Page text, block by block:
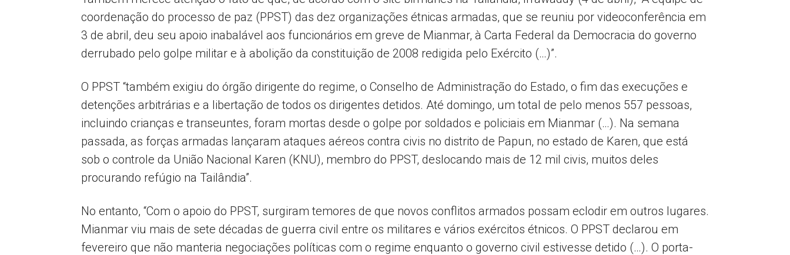
coordenação do processo de paz (PPST) das dez organizações étnicas armadas, que se reuniu por videoconferência em
3 de abril, deu seu apoio inabalável aos funcionários em greve de Mianmar, à Carta Federal da Democracia do governo
derrubado pelo golpe militar e à abolição da constituição de 2008 redigida pelo Exército (…)”.
O PPST “também exigiu do órgão dirigente do regime, o Conselho de Administração do Estado, o fim das execuções e
detenções arbitrárias e a libertação de todos os dirigentes detidos. Até domingo, um total de pelo menos 557 pessoas,
incluindo crianças e transeuntes, foram mortas desde o golpe por soldados e policiais em Mianmar (…). Na semana
passada, as forças armadas lançaram ataques aéreos contra civis no distrito de Papun, no estado de Karen, que está
sob o controle da União Nacional Karen (KNU), membro do PPST, deslocando mais de 12 mil civis, muitos deles
procurando refúgio na Tailândia”.
No entanto, “Com o apoio do PPST, surgiram temores de que novos conflitos armados possam eclodir em outros lugares.
Mianmar viu mais de sete décadas de guerra civil entre os militares e vários exércitos étnicos. O PPST declarou em
fevereiro que não manteria negociações políticas com o regime enquanto o governo civil estivesse detido (…). O porta-